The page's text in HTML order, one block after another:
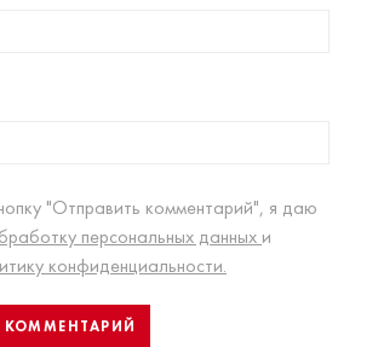
"Отправить комментарий", я даю
персональных данных и
конфиденциальности.